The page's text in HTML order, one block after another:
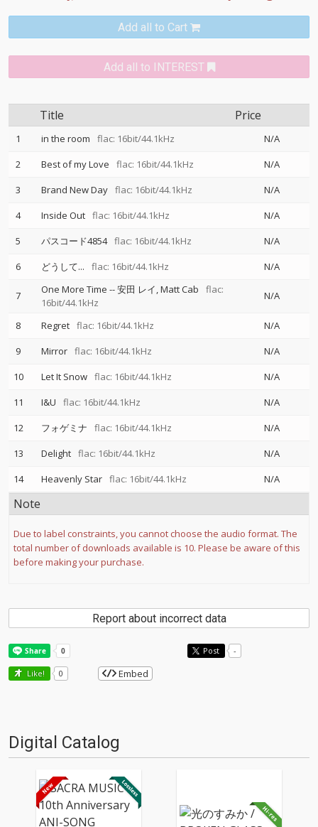
Add all to Cart
Add all to INTEREST
Title Price
1 in the room flac: 16bit/44.1kHz
N/A
2
Best of my Love flac: 16bit/44.1kHz
N/A
3
Brand New Day flac: 16bit/44.1kHz
N/A
4
Inside Out flac: 16bit/44.1kHz
N/A
5
パスコード4854 flac: 16bit/44.1kHz
N/A
6
どうして... flac: 16bit/44.1kHz N/A
7 One More Time --安田 レイ Matt Cab
flac:
16bit/44.1kHz
N/A
8 Regret flac: 16bit/44.1kHz
N/A
9
Mirror flac: 16bit/44.1kHz
N/A
10
Let It Snow flac: 16bit/44.1kHz
N/A
11
I&U flac: 16bit/44.1kHz
N/A
12
フォゲミナ flac: 16bit/44.1kHz
N/A
13
Delight flac: 16bit/44.1kHz
N/A
14
Heavenly Star flac: 16bit/44.1kHz N/A
Note
Due to label constraints, you cannot choose the audio format. The
total number of downloads available is 10. Please be aware of this
before making your purchase.
Report about incorrect data
Post -
Like! 0 Embed
Digital Catalog